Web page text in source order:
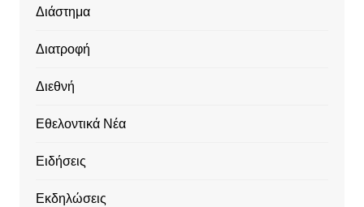
Διάστημα
Διατροφή
Διεθνή
Εθελοντικά Νέα
Ειδήσεις
Εκδηλώσεις